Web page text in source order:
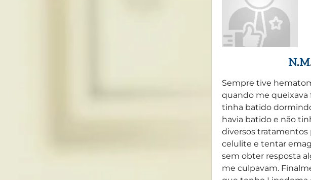
Sempre tive
quando me queixava
tinha batido
havia batido e não
diversos tratamentos
celulite e tentar
sem obter resposta
me culpavam.